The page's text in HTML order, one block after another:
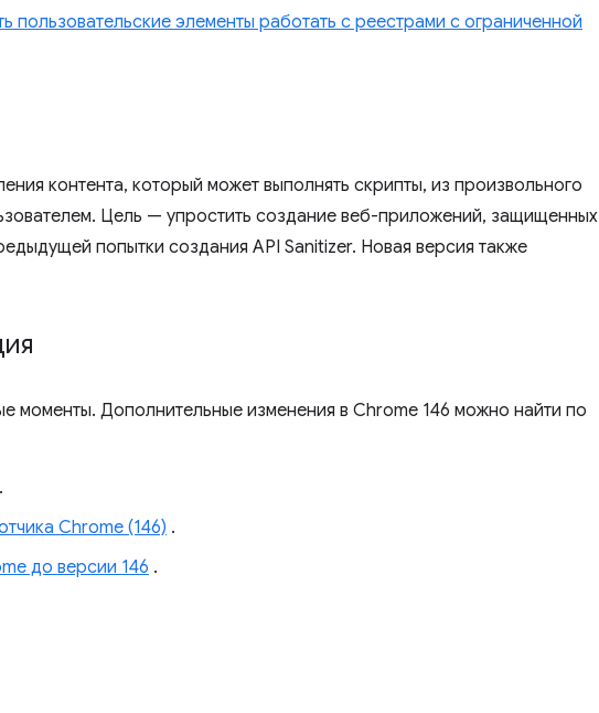
пользовательские элементы работать с реестрами с ограниченной
контента, который может выполнять скрипты, из произвольного
Цель — упростить создание веб-приложений, защищенных
попытки создания API Sanitizer. Новая версия также
моменты. Дополнительные изменения в Chrome 146 можно найти по
.
Chrome (146) .
до версии 146 .